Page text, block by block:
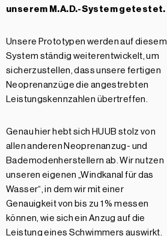
unserem M.A.D.-System getestet.
Unsere Prototypen werden auf diesem
System ständig weiterentwickelt, um
sicherzustellen, dass unsere fertigen
Neoprenanzüge die angestrebten
Leistungskennzahlen übertreffen.
Genau hier hebt sich HUUB stolz von
allen anderen Neoprenanzug- und
Bademodenherstellern ab. Wir nutzen
unseren eigenen „Windkanal für das
Wasser“, in dem wir mit einer
Genauigkeit von bis zu 1 % messen
können, wie sich ein Anzug auf die
Leistung eines Schwimmers auswirkt.